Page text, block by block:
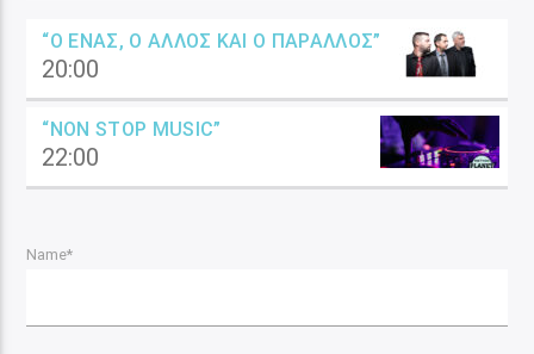
“Ο ΈΝΑΣ, Ο ΆΛΛΟΣ ΚΑΙ Ο ΠΑΡΆΛΛΟΣ”
20:00
“NON STOP MUSIC”
22:00
Name*